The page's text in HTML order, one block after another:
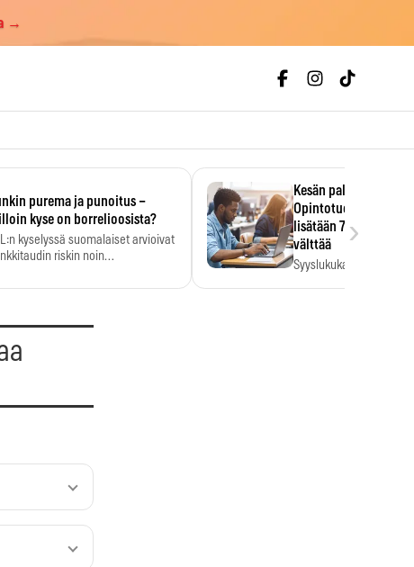
→
purema ja punoitus –
kyse on borrelioosista?
kyselyssä suomalaiset arvioivat
riskin noin
Kesän palkka
Opintotuen
lisätään 7,5
välttää
Syyslukukauden
›